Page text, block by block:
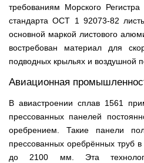
требованиям Морского
стандарта ОСТ 1 92073-82
основной маркой листового
востребован материал для
подводных крыльях и воздушной
Авиационная
В авиастроении сплав 1561
прессованных панелей
оребрением. Такие панели
прессованных оребрённых труб
до 2100 мм. Эта